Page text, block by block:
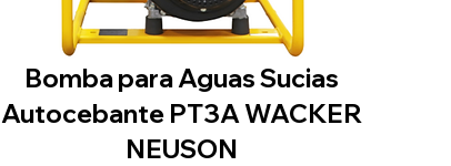
Bomba para Aguas Sucias
Autocebante PT3A WACKER
NEUSON